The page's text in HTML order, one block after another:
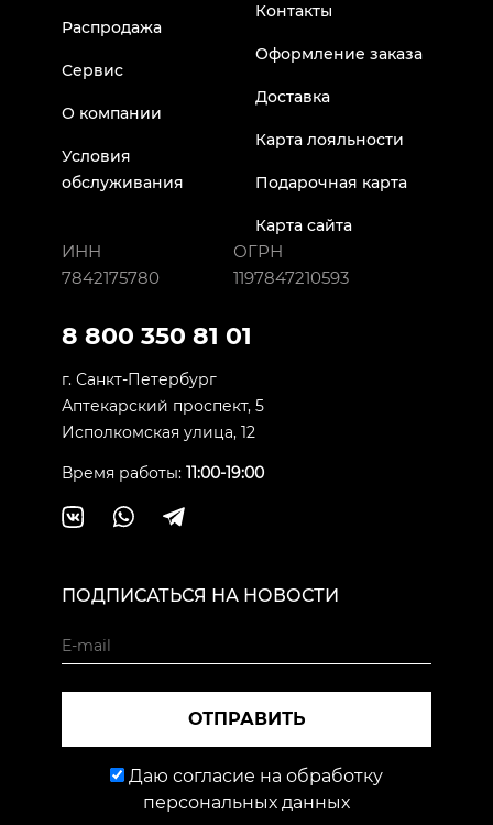
Распродажа
Сервис
О компании
Условия
обслуживания
Контакты
Оформление заказа
Доставка
Карта лояльности
Подарочная карта
Карта сайта
ИНН
7842175780
ОГРН
1197847210593
8 800 350 81 01
г. Санкт-Петербург
Аптекарский проспект, 5
Исполкомская улица, 12
Время работы: 11:00-19:00
ПОДПИСАТЬСЯ НА НОВОСТИ
ОТПРАВИТЬ
Даю согласие на обработку
персональных данных